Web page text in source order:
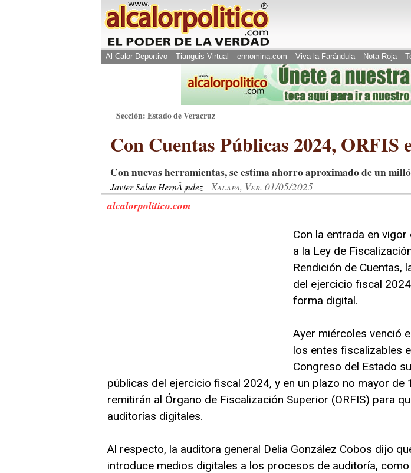
Al Calor Deportivo Tianguis Virtual ennomina.com Viva la Farándula Nota Roja
Sección: Estado de Veracruz
Con Cuentas Públicas 2024,
Con nuevas herramientas, se estima ahorro aproximado de un
Javier Salas HernÃ¡ndez Xalapa, Ver. 01/05/2025
alcalorpolitico.com
Con la entrada en
a la Ley de
Rendición de Cuentas,
del ejercicio fiscal
forma digital.
Ayer miércoles venció
los entes fiscalizables
Congreso del Estado
públicas del ejercicio fiscal 2024, y en un plazo no mayor de
remitirán al Órgano de Fiscalización Superior (ORFIS) para
auditorías digitales.
Al respecto, la auditora general Delia González Cobos dijo
introduce medios digitales a los procesos de auditoría, como